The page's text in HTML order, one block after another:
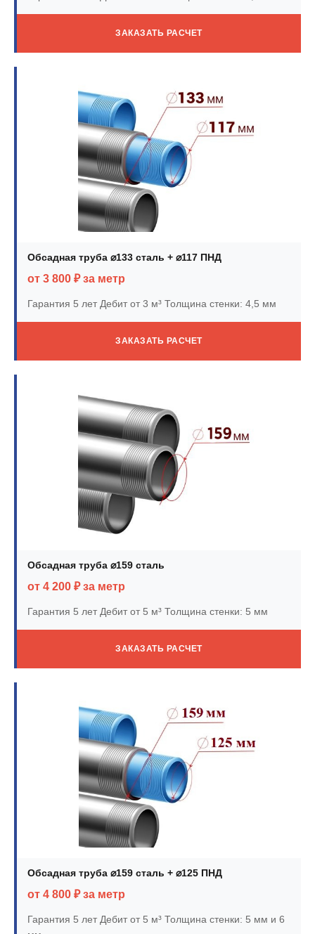
ЗАКАЗАТЬ РАСЧЕТ
Обсадная труба ⌀133 сталь + ⌀117 ПНД
от 3 800 ₽ за метр
Гарантия 5 летДебит от 3 м³ Толщина стенки: 4,5 мм
ЗАКАЗАТЬ РАСЧЕТ
Обсадная труба ⌀159 сталь
от 4 200 ₽ за метр
Гарантия 5 летДебит от 5 м³ Толщина стенки: 5 мм
ЗАКАЗАТЬ РАСЧЕТ
Обсадная труба ⌀159 сталь + ⌀125 ПНД
от 4 800 ₽ за метр
Гарантия 5 летДебит от 5 м³ Толщина стенки: 5 мм и 6